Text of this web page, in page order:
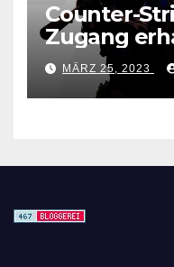
Counter-
Zugang
für den CS
MÄRZ 25, 2023